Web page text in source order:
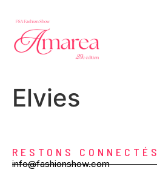
Elvies
RESTONS CONNECTÉS
info@fashionshow.com